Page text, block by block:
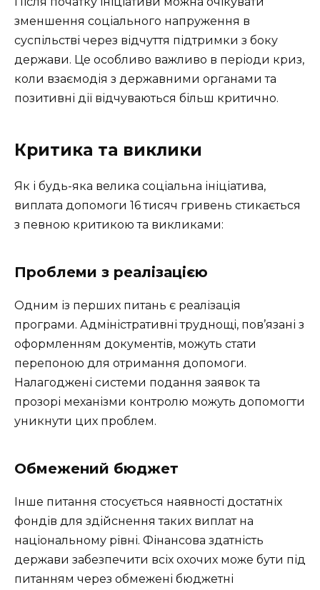
зменшення соціального напруження в
суспільстві через відчуття підтримки з боку
держави. Це особливо важливо в періоди криз,
коли взаємодія з державними органами та
позитивні дії відчуваються більш критично.
Критика та виклики
Як і будь-яка велика соціальна ініціатива,
виплата допомоги 16 тисяч гривень стикається
з певною критикою та викликами:
Проблеми з реалізацією
Одним із перших питань є реалізація
програми. Адміністративні труднощі, пов’язані з
оформленням документів, можуть стати
перепоною для отримання допомоги.
Налагоджені системи подання заявок та
прозорі механізми контролю можуть допомогти
уникнути цих проблем.
Обмежений бюджет
Інше питання стосується наявності достатніх
фондів для здійснення таких виплат на
національному рівні. Фінансова здатність
держави забезпечити всіх охочих може бути під
питанням через обмежені бюджетні